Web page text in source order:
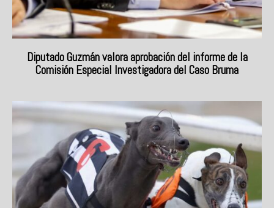
Diputado Guzmán valora aprobación del informe de la
Comisión Especial Investigadora del Caso Bruma